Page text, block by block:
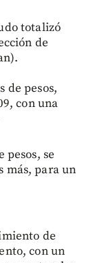
totalizó
de
de pesos,
con una
pesos, se
más, para un
de
con un